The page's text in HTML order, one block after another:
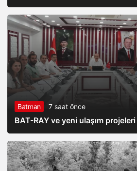
Batman 7 saat önce
BAT-RAY ve yeni ulaşım projeleri